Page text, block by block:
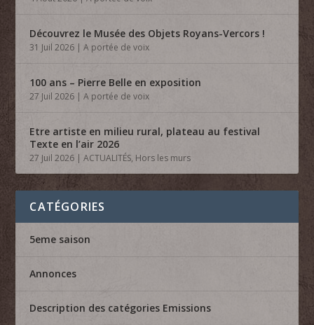
Découvrez le Musée des Objets Royans-Vercors !
31 Juil 2026 |A portée de voix
100 ans – Pierre Belle en exposition
27 Juil 2026 |A portée de voix
Etre artiste en milieu rural, plateau au festival
Texte en l’air 2026
27 Juil 2026 |ACTUALITÉS, Hors les murs
CATÉGORIES
5eme saison
Annonces
Description des catégories Emissions